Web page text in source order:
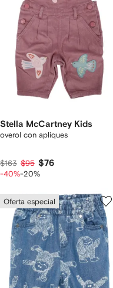
Stella McCartney Kids
overol con apliques
$163 $95 $76
-40%-20%
Oferta especial